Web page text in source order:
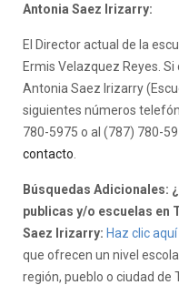
Antonia Saez Irizarry:
El Director actual de la
Ermis Velazquez Reyes.
Antonia Saez Irizarry
siguientes números
780-5975 o al (787) 780-
contacto
Búsquedas Adicionales:
publicas y/o escuelas en
Saez Irizarry: Haz clic aquí
que ofrecen un nivel
región, pueblo o ciudad de